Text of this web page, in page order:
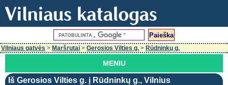
Vilniaus gatvės > Maršrutai > Gerosios Vilties g. > Rūdninkų g.
MENIU
Iš Gerosios Vilties g. į Rūdninkų g., Vilnius